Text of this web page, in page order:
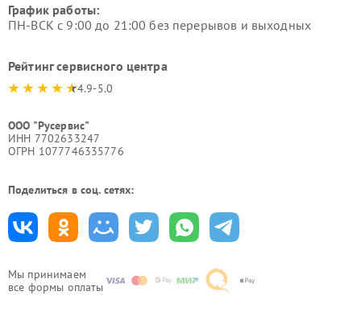
Мы принимаем
все формы оплаты
График работы:
ПН-ВСК с 9:00 до 21:00 без перерывов и выходных
Рейтинг сервисного центра
4.9-5.0
ООО "Русервис"
ИНН 7702633247
ОГРН 1077746335776
Поделиться в соц. сетях: